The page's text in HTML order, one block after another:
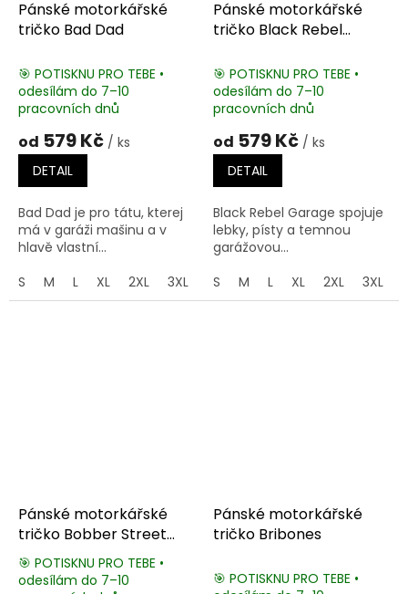
Pánské motorkářské
tričko Bad Dad
🎯 POTISKNU PRO TEBE •
odesílám do 7–10
pracovních dnů
od 579 Kč / ks
DETAIL
Bad Dad je pro tátu, kterej
má v garáži mašinu a v
hlavě vlastní...
S
M L XL 2XL 3XL 4XL 5XL
Pánské motorkářské
tričko Black Rebel
🎯 POTISKNU PRO TEBE •
odesílám do 7–10
pracovních dnů
od 579 Kč / ks
DETAIL
Black Rebel Garage spojuje
lebky, písty a temnou
garážovou...
S
M L XL 2XL 3XL
Pánské motorkářské
tričko Bobber Street
Riders
Průměrné
🎯 POTISKNU PRO TEBE •
odesílám do 7–10
Pánské motorkářské
tričko Bribones
🎯 POTISKNU PRO TEBE •